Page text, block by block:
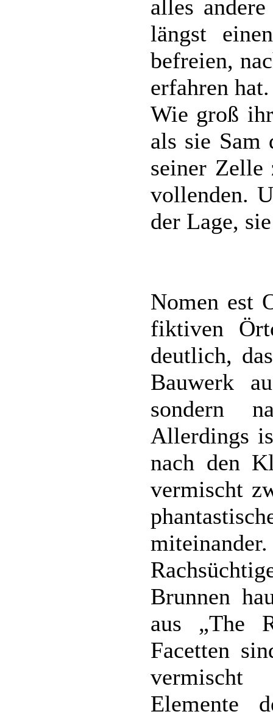
alles
längst
befreien,
erfahren hat.
Wie groß
als sie
seiner Zelle
vollenden.
der Lage,
Nomen est
fiktiven
deutlich,
Bauwerk
sondern
Allerdings
nach den
vermischt
miteinander.
Brunnen
aus „The
Facetten
vermischt
Elemente